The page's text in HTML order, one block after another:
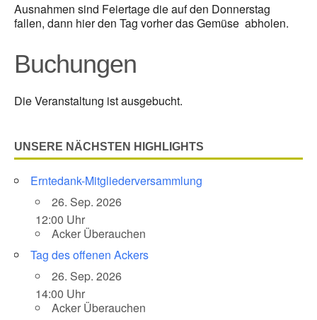
Ausnahmen sind Feiertage die auf den Donnerstag
fallen, dann hier den Tag vorher das Gemüse abholen.
Buchungen
Die Veranstaltung ist ausgebucht.
UNSERE NÄCHSTEN HIGHLIGHTS
Erntedank-Mitgliederversammlung
26. Sep. 2026
12:00 Uhr
Acker Überauchen
Tag des offenen Ackers
26. Sep. 2026
14:00 Uhr
Acker Überauchen